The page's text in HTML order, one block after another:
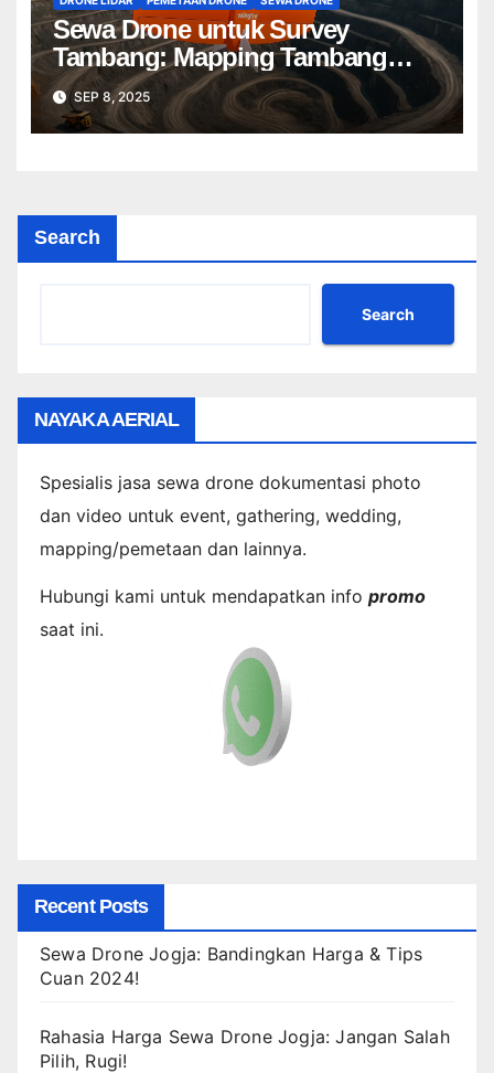
Sewa Drone untuk Survey
Tambang: Mapping Tambang
Profesional Lebih Cepat & Akurat
SEP 8, 2025
Search
Search
NAYAKA AERIAL
Spesialis jasa sewa drone dokumentasi photo
dan video untuk event, gathering, wedding,
mapping/pemetaan dan lainnya.
Hubungi kami untuk mendapatkan info promo
saat ini.
Recent Posts
Sewa Drone Jogja: Bandingkan Harga & Tips
Cuan 2024!
Rahasia Harga Sewa Drone Jogja: Jangan Salah
Pilih, Rugi!